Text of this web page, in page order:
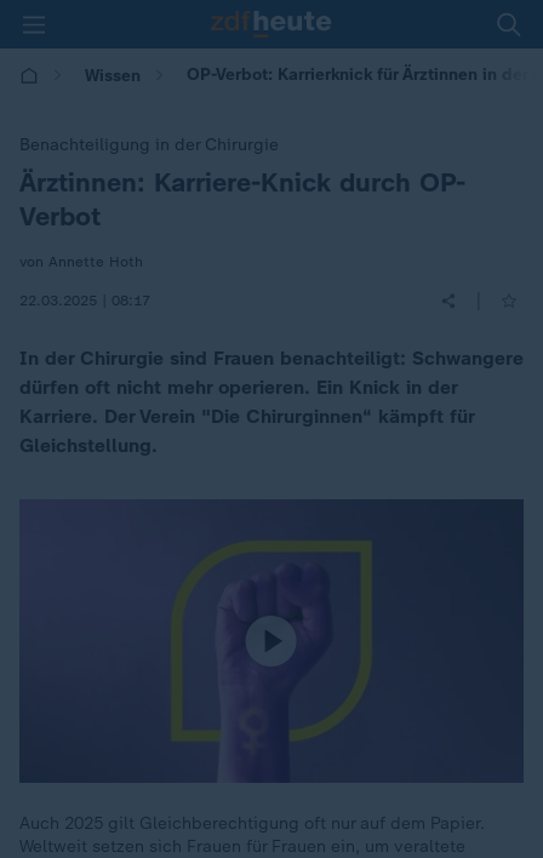
Wissen OP-Verbot: Karrierknick für Ärztinnen in der
Benachteiligung in der Chirurgie
:
Ärztinnen: Karriere-Knick durch OP-
Verbot
von Annette Hoth
22.03.2025 | 08:17
In der Chirurgie sind Frauen benachteiligt: Schwangere
dürfen oft nicht mehr operieren. Ein Knick in der
Karriere. Der Verein "Die Chirurginnen“ kämpft für
Gleichstellung.
Auch 2025 gilt Gleichberechtigung oft nur auf dem Papier.
Weltweit setzen sich Frauen für Frauen ein, um veraltete